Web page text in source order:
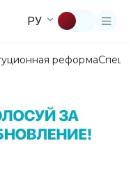
РУ
реформа